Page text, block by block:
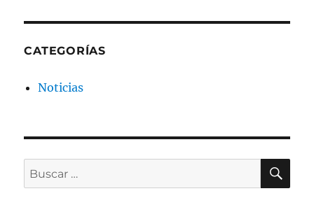
CATEGORÍAS
Noticias
Buscar
por: